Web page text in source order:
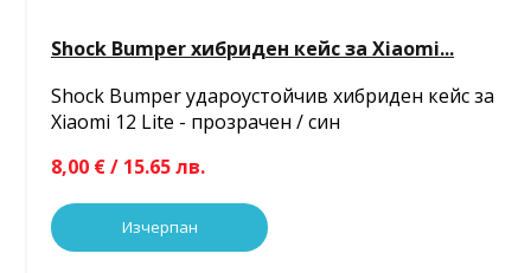
Shock Bumper хибриден кейс за Xiaomi...
Shock Bumper удароустойчив хибриден кейс за
Xiaomi 12 Lite - прозрачен / син
8,00 € / 15.65 лв.
Изчерпан